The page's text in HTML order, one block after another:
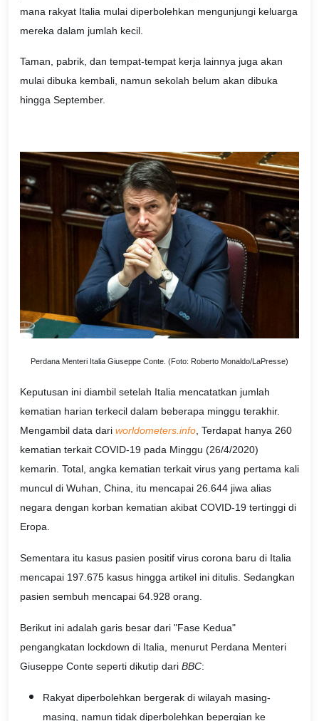
mana rakyat Italia mulai diperbolehkan mengunjungi keluarga
mereka dalam jumlah kecil.
Taman, pabrik, dan tempat-tempat kerja lainnya juga akan
mulai dibuka kembali, namun sekolah belum akan dibuka
hingga September.
Perdana Menteri Italia Giuseppe Conte. (Foto: Roberto Monaldo/LaPresse)
Keputusan ini diambil setelah Italia mencatatkan jumlah
kematian harian terkecil dalam beberapa minggu terakhir.
Mengambil data dari worldometers.info , Terdapat hanya 260
kematian terkait COVID-19 pada Minggu (26/4/2020)
kemarin. Total, angka kematian terkait virus yang pertama kali
muncul di Wuhan, China, itu mencapai 26.644 jiwa alias
negara dengan korban kematian akibat COVID-19 tertinggi di
Eropa.
Sementara itu kasus pasien positif virus corona baru di Italia
mencapai 197.675 kasus hingga artikel ini ditulis. Sedangkan
pasien sembuh mencapai 64.928 orang.
Berikut ini adalah garis besar dari "Fase Kedua"
pengangkatan lockdown di Italia, menurut Perdana Menteri
Giuseppe Conte seperti dikutip dari BBC:
Rakyat diperbolehkan bergerak di wilayah masing-
masing, namun tidak diperbolehkan bepergian ke